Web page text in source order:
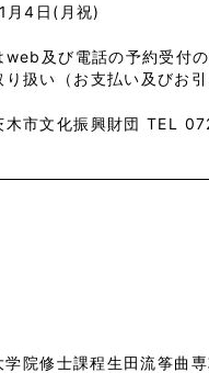
月4日(月祝)
web及び電話の予約受付の
り扱い（お支払い及びお
木市文化振興財団 TEL
学院修士課程生田流筝曲